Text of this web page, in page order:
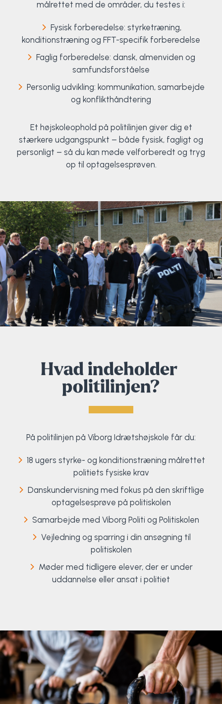
målrettet med de områder, du testes i:
Fysisk forberedelse: styrketræning,
konditionstræning og FFT-specifik forberedelse
Faglig forberedelse: dansk, almenviden og
samfundsforståelse
Personlig udvikling: kommunikation, samarbejde
og konflikthåndtering
Et højskoleophold på politilinjen giver dig et
stærkere udgangspunkt – både fysisk, fagligt og
personligt – så du kan møde velforberedt og tryg
op til optagelsesprøven.
Hvad indeholder
politilinjen?
På politilinjen på Viborg Idrætshøjskole får du:
18 ugers styrke- og konditionstræning målrettet
politiets fysiske krav
Danskundervisning med fokus på den skriftlige
optagelsesprøve på politiskolen
Samarbejde med Viborg Politi og Politiskolen
Vejledning og sparring i din ansøgning til
politiskolen
Møder med tidligere elever, der er under
uddannelse eller ansat i politiet